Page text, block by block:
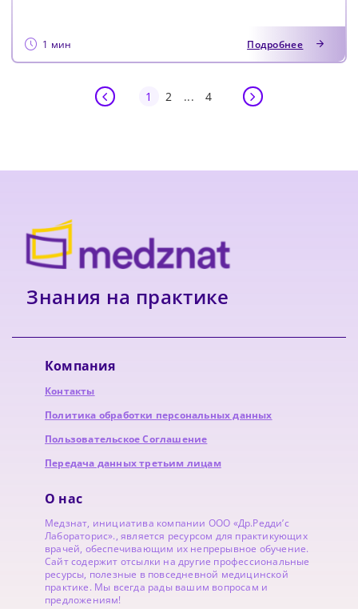
1 мин Подробнее
1 2 ... 4
Знания на практике
Компания
Контакты
Политика обработки персональных данных
Пользовательское Соглашение
Передача данных третьим лицам
О нас
Медзнат, инициатива компании ООО «Др.Редди’с
Лабораторис»., является ресурсом для практикующих
врачей, обеспечивающим их непрерывное обучение.
Сайт содержит отсылки на другие профессиональные
ресурсы, полезные в повседневной медицинской
практике. Мы всегда рады вашим вопросам и
предложениям!